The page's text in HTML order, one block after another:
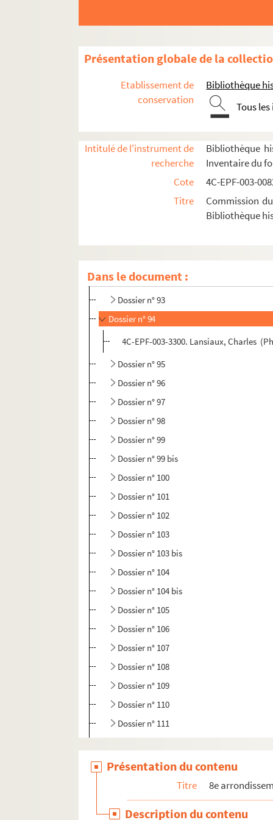
Présentation globale de la
Etablissement de
conservation
Bibliothèque
Tous
Intitulé de l'instrument de
recherche
Bibliothèque
Inventaire du
Cote
4C-EPF-003-
Titre
Commission
Bibliothèque
Dans le document :
Dossier n° 81
Dossier n° 82 bis
Dossier n° 84
Dossier n° 85
Dossier n° 86
Dossier n° 90
Dossier n° 91
Dossier n° 92
Dossier n° 93
Dossier n° 94
4C-EPF-003-3300. Lansiaux, Charles
Dossier n° 95
Dossier n° 96
Dossier n° 97
Dossier n° 98
Dossier n° 99
Dossier n° 99 bis
Dossier n° 100
Dossier n° 101
Dossier n° 102
Dossier n° 103
Dossier n° 103 bis
Dossier n° 104
Dossier n° 104 bis
Dossier n° 105
Dossier n° 106
Dossier n° 107
Dossier n° 108
Dossier n° 109
Dossier n° 110
Dossier n° 111
Dossier n° 113
Dossier n° 114 bis
Présentation du contenu
Titre 8e
Description du contenu